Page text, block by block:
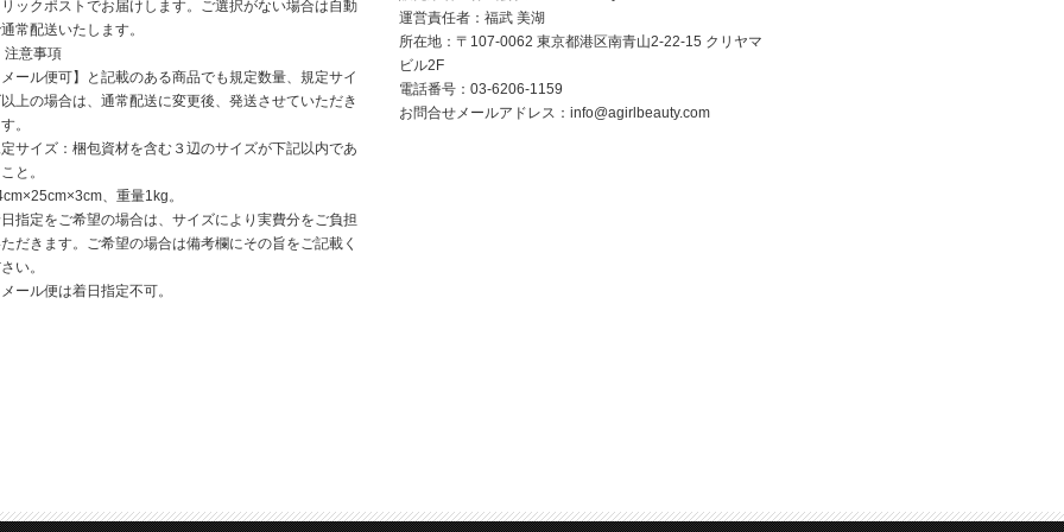
ックポストでお届けします。ご選択がない場合は自動
常配送いたします。
意事項
ール便可】と記載のある商品でも規定数量、規定サイ
上の場合は、通常配送に変更後、発送させていただき
。
サイズ：梱包資材を含む３辺のサイズが下記以内であ
と。
、重量1kg。
指定をご希望の場合は、サイズにより実費分をご負担
だきます。ご希望の場合は備考欄にその旨をご記載く
い。
ール便は着日指定不可。
運営責任者：福武 美湖
所在地：〒107-0062 東京都港区南青山2-22-15 クリヤマ
ビル2F
電話番号： 03-6206-1159
お問合せメールアドレス：info@agirlbeauty.com